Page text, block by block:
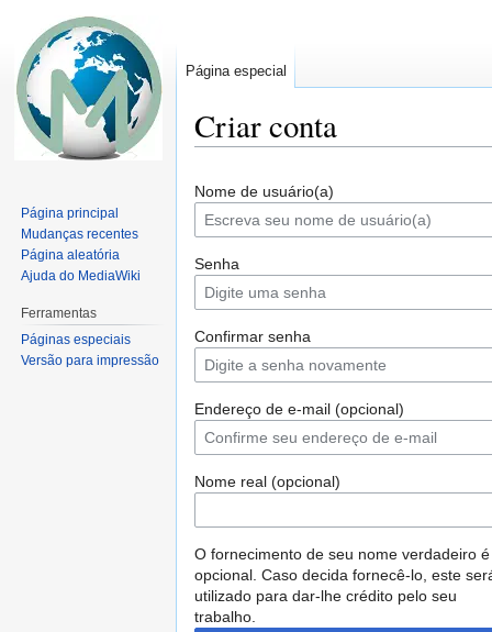
Criar conta
para
navegação
para
pesquisar
Nome de usuário(a)
Senha
Confirmar senha
Endereço de e-mail (opcional)
Nome real (opcional)
O fornecimento de seu nome verdadeiro é
opcional. Caso decida fornecê-lo, este
utilizado para dar-lhe crédito pelo seu
trabalho.
Página especial
Página principal
Mudanças recentes
Página aleatória
Ajuda do MediaWiki
Ferramentas
Páginas especiais
Versão para impressão